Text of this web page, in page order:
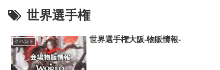
世界選手権
イベント 世界選手権大阪-物販情報-